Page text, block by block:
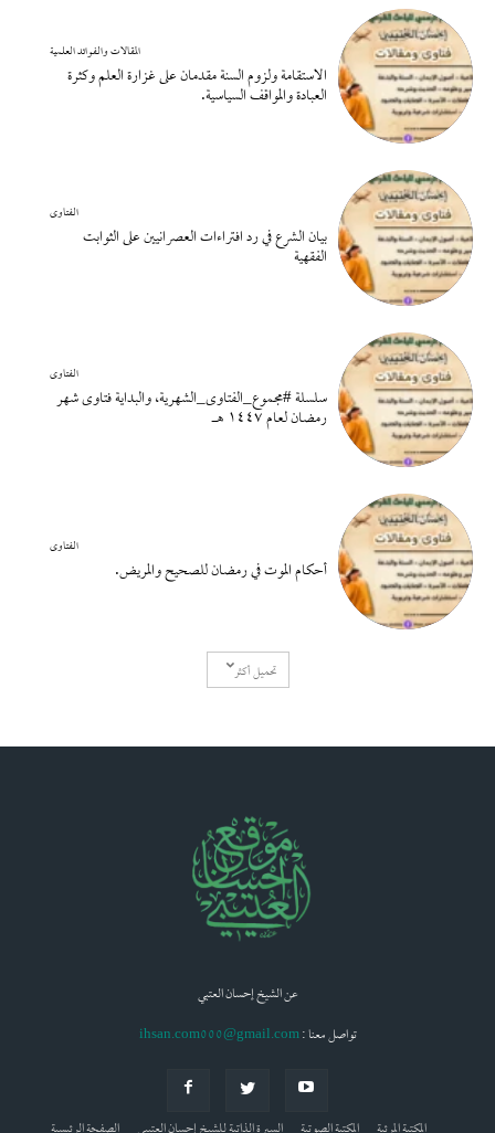
المقالات والفوائد العلمية
الاستقامة ولزوم السنة مقدمان على غزارة العلم وكثرة
العبادة والمواقف السياسية.
الفتاوى
بيان الشرع في رد افتراءات العصرانيين على الثوابت
الفقهية
الفتاوى
سلسلة #مجموع_الفتاوى_الشهرية، والبداية فتاوى شهر
رمضان لعام ١٤٤٧ هـ
الفتاوى
أحكام الموت في رمضان للصحيح والمريض.
تحميل أكثر
عن الشيخ إحسان العتبي
ihsan.com000@gmail.com : تواصل معنا